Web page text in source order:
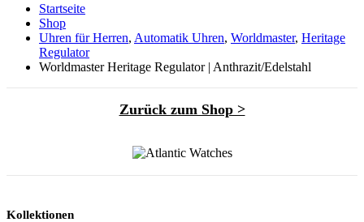
Startseite
Shop
Uhren für Herren, Automatik Uhren, Worldmaster, Heritage
Regulator
Worldmaster Heritage Regulator | Anthrazit/Edelstahl
Zurück zum Shop >
Kollektionen